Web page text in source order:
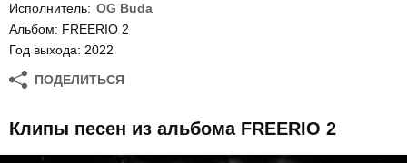
Исполнитель: OG Buda
Альбом: FREERIO 2
Год выхода: 2022
ПОДЕЛИТЬСЯ
Клипы песен из альбома FREERIO 2